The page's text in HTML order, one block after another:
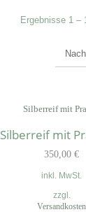
Ergebnisse 1 –
Silberreif mit
350,00 €
inkl. MwSt.
zzgl.
Versandkosten